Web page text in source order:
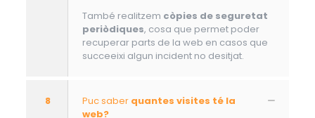
També realitzem còpies de seguretat
periòdiques, cosa que permet poder
recuperar parts de la web en casos que
succeeixi algun incident no desitjat.
8 Puc saber quantes visites té la
web?